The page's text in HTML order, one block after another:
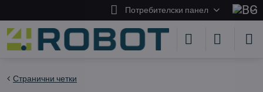
Потребителски панел
Странични четки